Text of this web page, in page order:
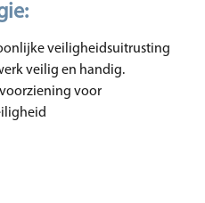
veiligheidsuitrusting
veilig en handig.
voor